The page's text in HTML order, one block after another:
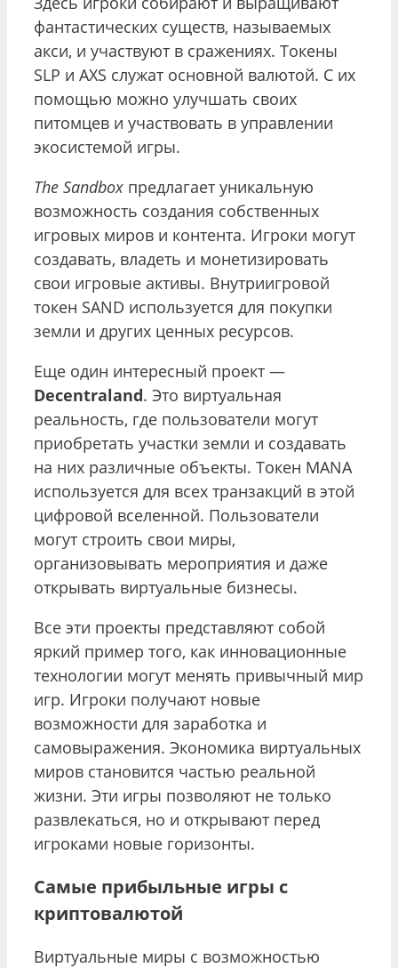
фантастических существ, называемых
акси, и участвуют в сражениях. Токены
SLP и AXS служат основной валютой. С их
помощью можно улучшать своих
питомцев и участвовать в управлении
экосистемой игры.
The Sandbox предлагает уникальную
возможность создания собственных
игровых миров и контента. Игроки могут
создавать, владеть и монетизировать
свои игровые активы. Внутриигровой
токен SAND используется для покупки
земли и других ценных ресурсов.
Еще один интересный проект —
Decentraland. Это виртуальная
реальность, где пользователи могут
приобретать участки земли и создавать
на них различные объекты. Токен MANA
используется для всех транзакций в этой
цифровой вселенной. Пользователи
могут строить свои миры,
организовывать мероприятия и даже
открывать виртуальные бизнесы.
Все эти проекты представляют собой
яркий пример того, как инновационные
технологии могут менять привычный мир
игр. Игроки получают новые
возможности для заработка и
самовыражения. Экономика виртуальных
миров становится частью реальной
жизни. Эти игры позволяют не только
развлекаться, но и открывают перед
игроками новые горизонты.
Самые прибыльные игры с
криптовалютой
Виртуальные миры с возможностью